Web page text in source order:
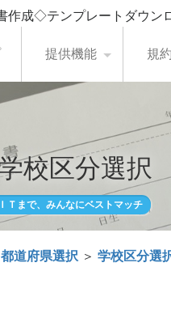
作成◇テンプレートダウ
提供機能 規
校区分選択
Ｔまで、みんなにベストマッチ
道府県選択 ＞ 学校区分選